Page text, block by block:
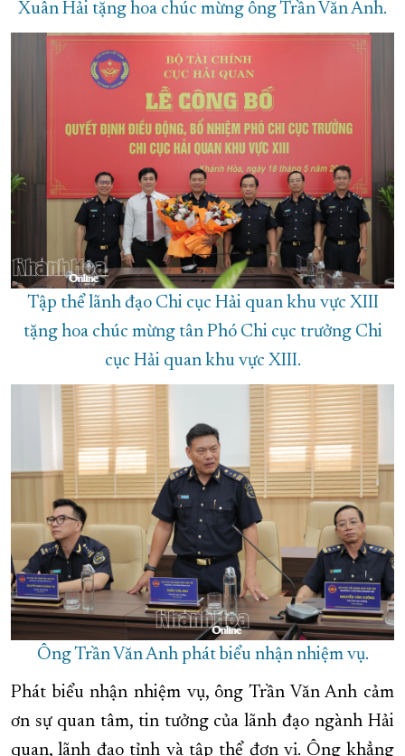
Xuân Hải tặng hoa chúc mừng ông Trần Văn Anh.
Tập thể lãnh đạo Chi cục Hải quan khu vực XIII
tặng hoa chúc mừng tân Phó Chi cục trưởng Chi
cục Hải quan khu vực XIII.
Ông Trần Văn Anh phát biểu nhận nhiệm vụ.
Phát biểu nhận nhiệm vụ, ông Trần Văn Anh cảm
ơn sự quan tâm, tin tưởng của lãnh đạo ngành Hải
quan, lãnh đạo tỉnh và tập thể đơn vị. Ông khẳng